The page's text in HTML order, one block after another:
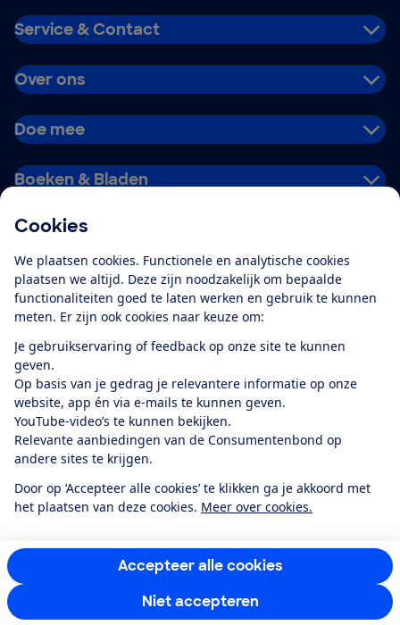
Cookies
We plaatsen cookies. Functionele en analytische cookies
plaatsen we altijd. Deze zijn noodzakelijk om bepaalde
functionaliteiten goed te laten werken en gebruik te kunnen
meten. Er zijn ook cookies naar keuze om:
Je gebruikservaring of feedback op onze site te kunnen
geven.
Op basis van je gedrag je relevantere informatie op onze
website, app én via e-mails te kunnen geven.
YouTube-video’s te kunnen bekijken.
Relevante aanbiedingen van de Consumentenbond op
andere sites te krijgen.
Door op ‘Accepteer alle cookies’ te klikken ga je akkoord met
het plaatsen van deze cookies. Meer over cookies.
Accepteer alle cookies
Niet accepteren
Service & Contact
Over ons
Doe mee
Boeken & Bladen
Alles over de
app
Algemene Voorwaarden
Privacyverklaring
Cookiebeleid
Privacyvoorkeuren
Toegankelijkheid
RSS-feed nieuws
Facebook
TwitterInstagram
YoutubeLinkedIn
12.901consumentenbeoordelen de Consumentenbondmet gemiddeld